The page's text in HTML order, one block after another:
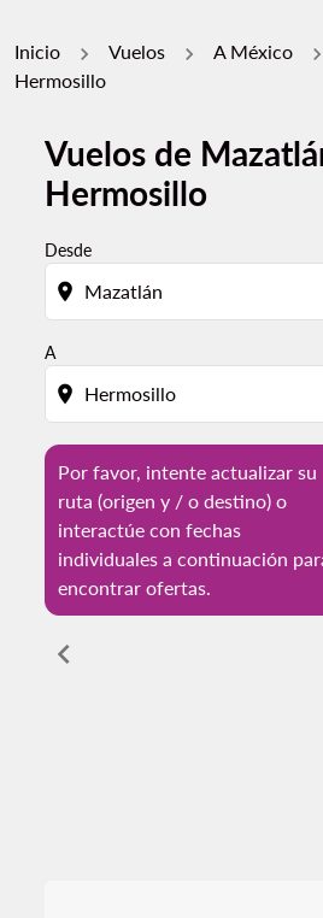
Inicio Vuelos A México
Hermosillo
Vuelos de
Hermosillo
Desde
location_on
A
location_on
Por favor, intente actualizar su
ruta (origen y / o destino) o
interactúe con fechas
individuales a continuación
encontrar ofertas.
Por favor, intente actualizar
chevron_left